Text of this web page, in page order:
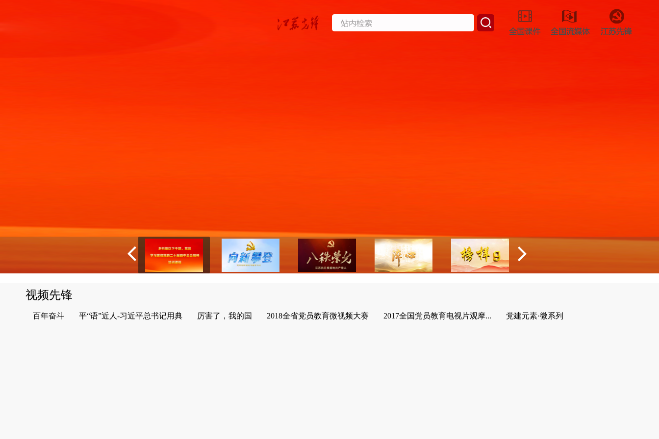
视频先锋
百年奋斗 平“语”近人-习近平总书记用典 厉害了，我的国 2018全省党员教育微视频大赛 2017全国党员教育电视片观摩... 党建元素·微系列